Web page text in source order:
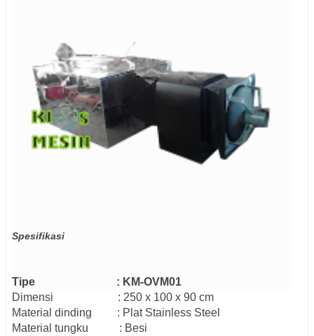
Spesifikasi
Tipe : KM-OVM01
Dimensi
: 250 x 100 x 90 cm
Material dinding : Plat Stainless Steel
Material tungku : Besi